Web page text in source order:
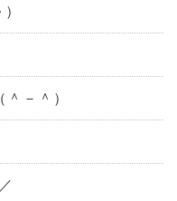
－＾）